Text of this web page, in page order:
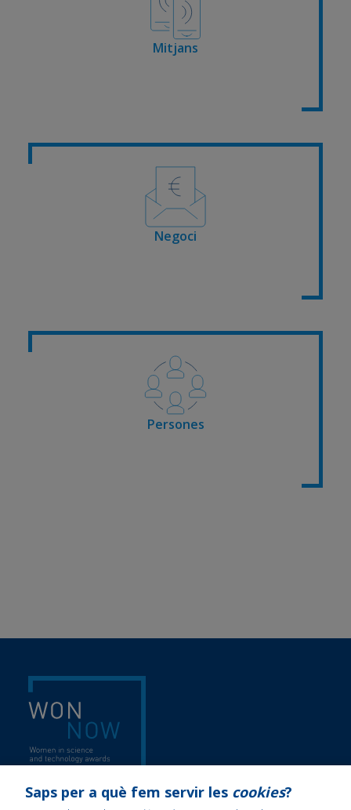
Mitjans
Negoci
Persones
Bases legals
Saps per a què fem servir les cookies?